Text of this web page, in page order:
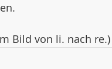
Bild von li. nach re.)